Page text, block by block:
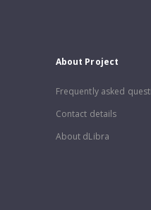
About Project
Frequently asked
Contact details
About dLibra